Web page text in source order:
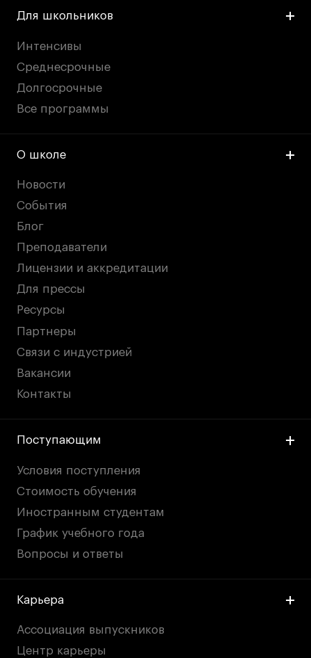
Для школьников
Интенсивы
Среднесрочные
Долгосрочные
Все программы
О школе
Новости
События
Блог
Преподаватели
Лицензии и аккредитации
Для прессы
Ресурсы
Партнеры
Связи с индустрией
Вакансии
Контакты
Поступающим
Условия поступления
Стоимость обучения
Иностранным студентам
График учебного года
Вопросы и ответы
Карьера
Ассоциация выпускников
Центр карьеры